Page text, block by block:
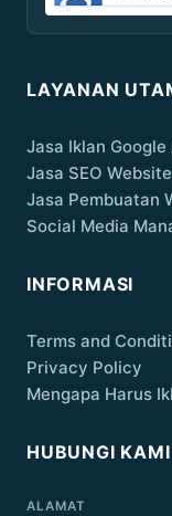
LAYANAN
Jasa Iklan Google
Jasa SEO Website
Jasa Pembuatan
Social Media
INFORMASI
Terms and
Privacy Policy
Mengapa Harus
HUBUNGI KAMI
ALAMAT